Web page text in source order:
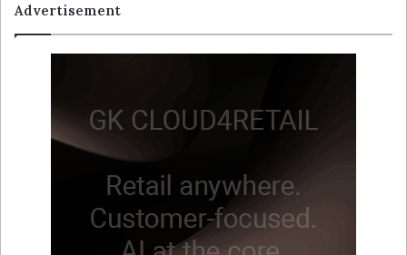
Advertisement